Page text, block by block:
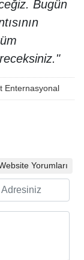
Bugün
Enternasyonal
Yorumları